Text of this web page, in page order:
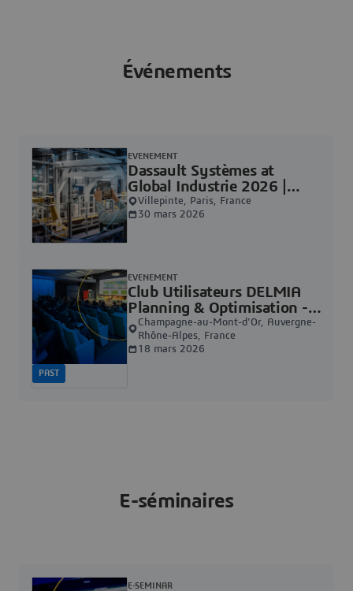
Événements
Dassault Systèmes at
Global Industrie 2026 |
Dassault Systèmes
EVENEMENT
Villepinte, Paris, France
30 mars 2026
Club Utilisateurs DELMIA
Planning & Optimisation -
Home | Dassault Systèmes
EVENEMENT
Champagne-au-Mont-d'Or, Auvergne-
Rhône-Alpes, France
18 mars 2026
PAST
E-séminaires
E-SEMINAR